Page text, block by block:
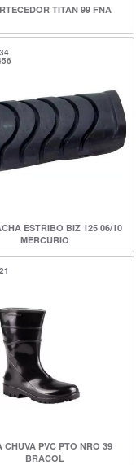
TITAN 99 FNA
ESTRIBO BIZ 125 06/10
MERCURIO
CHUVA PVC PTO NRO 39
BRACOL